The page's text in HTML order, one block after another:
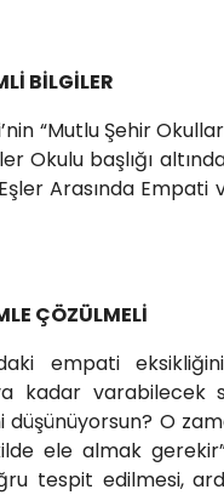
BİLGİLER
“Mutlu Şehir
Okulu başlığı
Arasında Empati
ÇÖZÜLMELİ
empati
kadar varabilecek
düşünüyorsun? O
ele almak
tespit edilmesi,